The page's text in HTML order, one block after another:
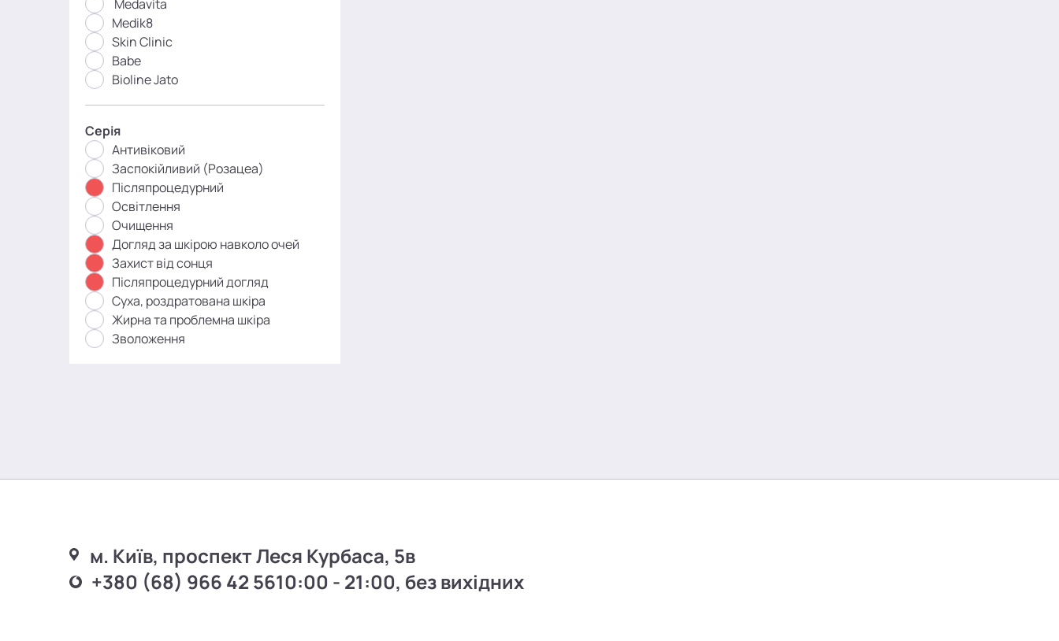
Medavita
Medik8
Skin Clinic
Babe
Bioline Jato
Серія
Антивіковий
Заспокійливий (Розацеа)
Післяпроцедурний
Освітлення
Очищення
Догляд за шкірою навколо очей
Захист від сонця
Післяпроцедурний догляд
Суха, роздратована шкіра
Жирна та проблемна шкіра
Зволоження
м. Київ, проспект Леся Курбаса, 5в
+380 (68) 966 42 5610:00 - 21:00, без вихідних